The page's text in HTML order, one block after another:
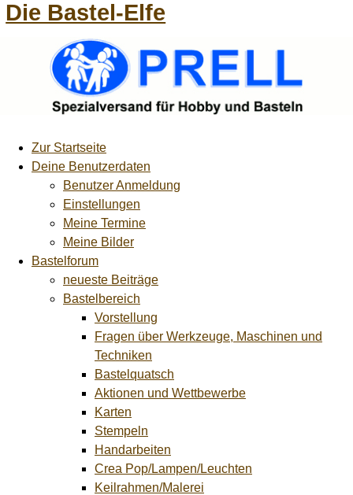
Die Bastel-Elfe
Zur Startseite
Deine Benutzerdaten
Benutzer Anmeldung
Einstellungen
Meine Termine
Meine Bilder
Bastelforum
neueste Beiträge
Bastelbereich
Vorstellung
Fragen über Werkzeuge, Maschinen und
Techniken
Bastelquatsch
Aktionen und Wettbewerbe
Karten
Stempeln
Handarbeiten
Crea Pop/Lampen/Leuchten
Keilrahmen/Malerei